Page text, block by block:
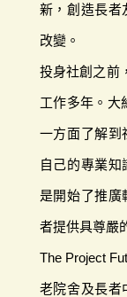
新，創造長者
改變。
投身社創之前
工作多年。大
一方面了解到
自己的專業
是開始了推廣
者提供具尊嚴
The Project
老院舍及長者